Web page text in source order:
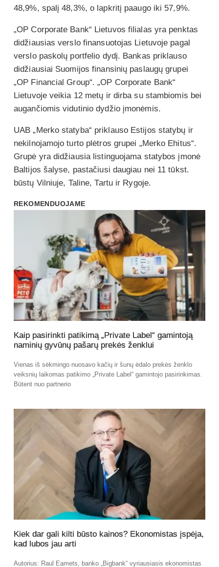
48,9%, spalį 48,3%, o lapkritį paaugo iki 57,9%.
„OP Corporate Bank“ Lietuvos filialas yra penktas
didžiausias verslo finansuotojas Lietuvoje pagal
verslo paskolų portfelio dydį. Bankas priklauso
didžiausiai Suomijos finansinių paslaugų grupei
„OP Financial Group“. „OP Corporate Bank“
Lietuvoje veikia 12 metų ir dirba su stambiomis bei
augančiomis vidutinio dydžio įmonėmis.
UAB „Merko statyba“ priklauso Estijos statybų ir
nekilnojamojo turto plėtros grupei „Merko Ehitus“.
Grupė yra didžiausia listinguojama statybos įmonė
Baltijos šalyse, pastačiusi daugiau nei 11 tūkst.
būstų Vilniuje, Taline, Tartu ir Rygoje.
REKOMENDUOJAME
Kaip pasirinkti patikimą „Private Label“ gamintoją
naminių gyvūnų pašarų prekės ženklui
Vienas iš sėkmingo nuosavo kačių ir šunų ėdalo prekės ženklo
veiksnių laikomas patikimo „Private Label“ gamintojo pasirinkimas.
Būtent nuo partnerio
Kiek dar gali kilti būsto kainos? Ekonomistas įspėja,
kad lubos jau arti
Autorius: Raul Eamets, banko „Bigbank“ vyriausiasis ekonomistas